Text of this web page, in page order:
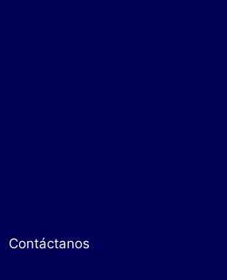
Contáctanos